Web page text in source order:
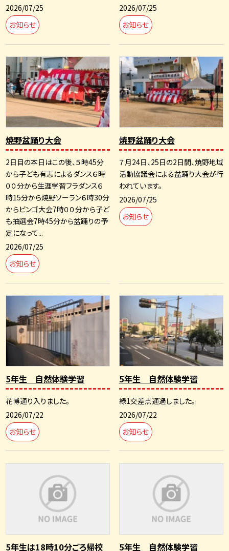
2026/07/25
お知らせ
2026/07/25
お知らせ
焼野盆踊り大会
2日目の本日はこの後、５時45分
から子ども有志によるダンス６時
００分から生涯学習フラダンス６
時15分から焼野ソーラン６時30分
からビンゴ大会7時００分から子ど
も抽選会7時45分から盆踊りの予
定になって...
2026/07/25
お知らせ
焼野盆踊り大会
７月24日、25日の2日間、焼野地域
活動協議会による盆踊り大会が行
われています。
2026/07/25
お知らせ
5年生 自然体験学習
花博通り入りました。
2026/07/22
お知らせ
5年生 自然体験学習
緑1交差点通過しました。
2026/07/22
お知らせ
5年生は18時10分ごろ帰校 5年生 自然体験学習